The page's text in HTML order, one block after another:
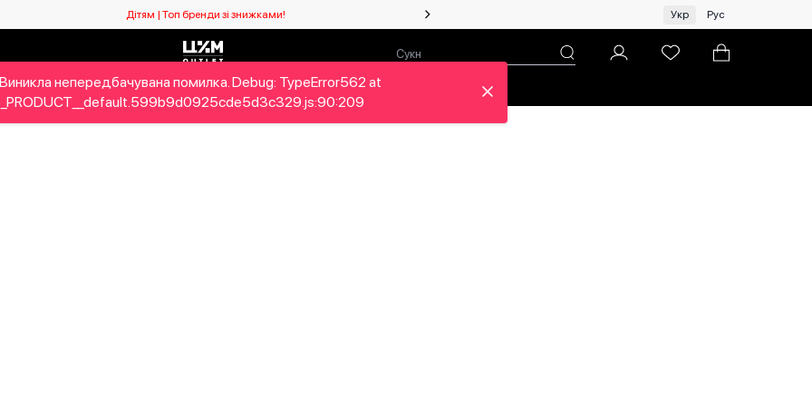
Дітям | Топ бренди зі знижками! Жінкам | Топ бренди зі знижками!
Укр Рус
Дітям Home&Gifts Бренди Новий сезон Про ЦУМ
непередбачувана помилка. Debug: TypeError562 at